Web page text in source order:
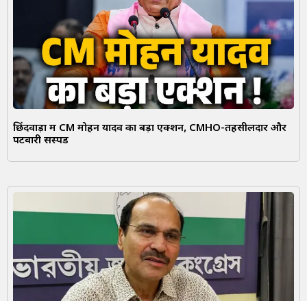
छिंदवाड़ा में CM मोहन यादव का बड़ा एक्शन, CMHO-तहसीलदार और
पटवारी सस्पेंड